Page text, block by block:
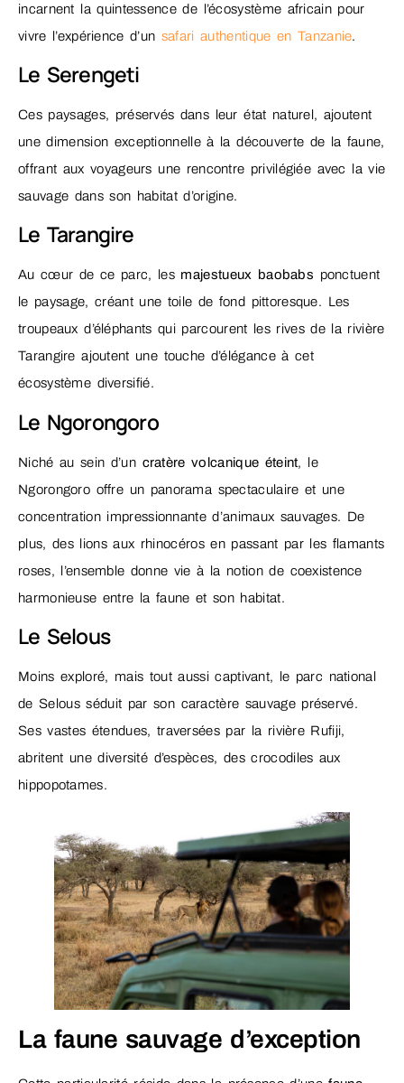
incarnent la quintessence de l’écosystème africain pour
vivre l’expérience d’un safari authentique en Tanzanie.
Le Serengeti
Ces paysages, préservés dans leur état naturel, ajoutent
une dimension exceptionnelle à la découverte de la faune,
offrant aux voyageurs une rencontre privilégiée avec la vie
sauvage dans son habitat d’origine.
Le Tarangire
Au cœur de ce parc, les majestueux baobabs ponctuent
le paysage, créant une toile de fond pittoresque. Les
troupeaux d’éléphants qui parcourent les rives de la rivière
Tarangire ajoutent une touche d’élégance à cet
écosystème diversifié.
Le Ngorongoro
Niché au sein d’un cratère volcanique éteint, le
Ngorongoro offre un panorama spectaculaire et une
concentration impressionnante d’animaux sauvages. De
plus, des lions aux rhinocéros en passant par les flamants
roses, l’ensemble donne vie à la notion de coexistence
harmonieuse entre la faune et son habitat.
Le Selous
Moins exploré, mais tout aussi captivant, le parc national
de Selous séduit par son caractère sauvage préservé.
Ses vastes étendues, traversées par la rivière Rufiji,
abritent une diversité d’espèces, des crocodiles aux
hippopotames.
La faune sauvage d’exception